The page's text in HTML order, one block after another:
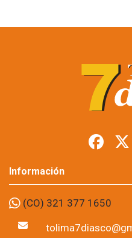
armas
Foto: suministrada a